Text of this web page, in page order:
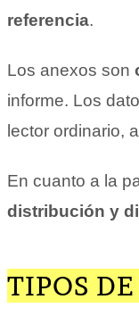
referencia.
Los anexos son
informe. Los
lector ordinario,
En cuanto a la
distribución y
TIPOS